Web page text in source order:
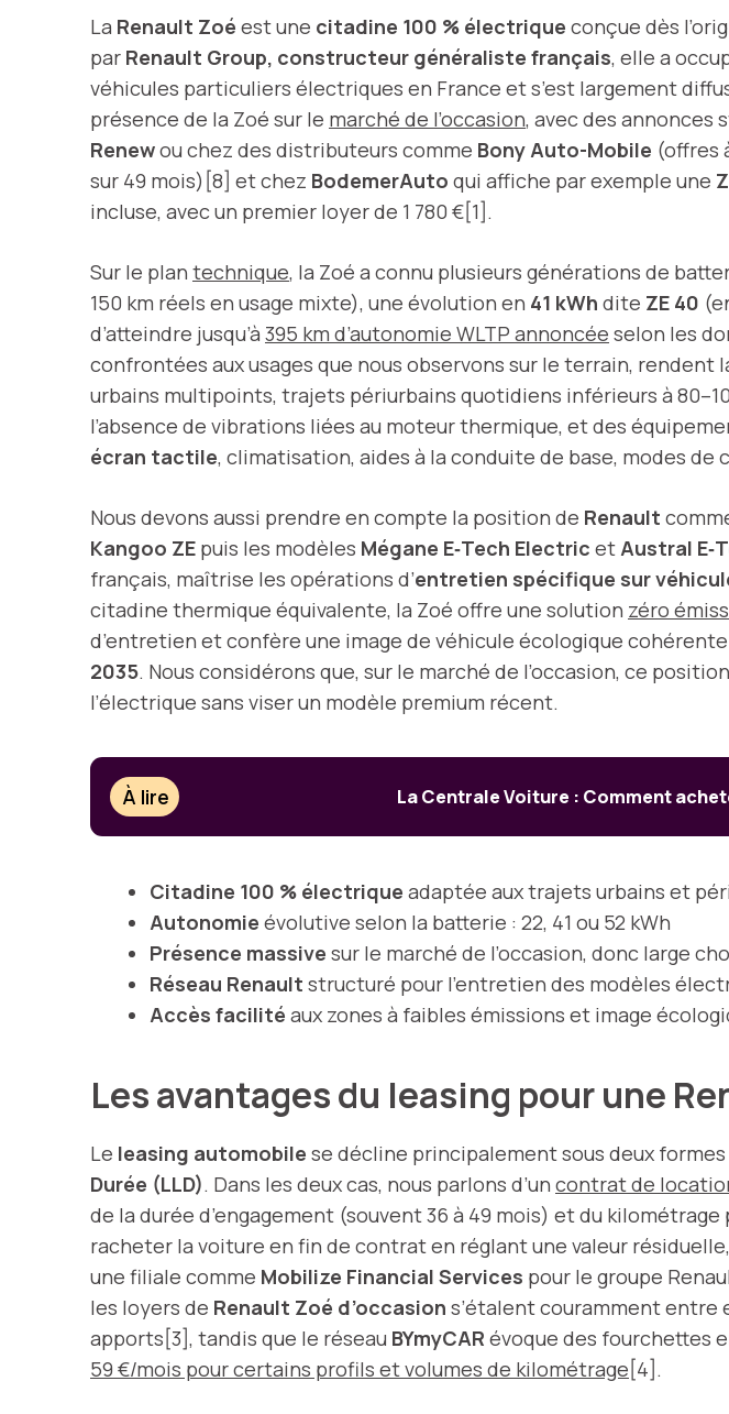
La Renault Zoé est une citadine 100 % électrique conçue dès
par Renault Group, constructeur généraliste français, elle a
véhicules particuliers électriques en France et s’est largement
présence de la Zoé sur le marché de l’occasion, avec des annonces
Renewou chez des distributeurs comme Bony Auto-Mobile (offres
sur 49 mois)[8] et chez BodemerAuto qui affiche par exemple une
incluse, avec un premier loyer de 1 780 €[1].
Sur le plan technique, la Zoé a connu plusieurs générations de
150 km réels en usage mixte), une évolution en 41 kWh dite ZE 40
d’atteindre jusqu’à 395 km d’autonomie WLTP annoncée selon les
confrontées aux usages que nous observons sur le terrain,
urbains multipoints, trajets périurbains quotidiens inférieurs à
l’absence de vibrations liées au moteur thermique, et des
écran tactile, climatisation, aides à la conduite de base, modes de
Nous devons aussi prendre en compte la position de Renault
Kangoo ZE puis les modèles Mégane E‑Tech Electric et Austral
français, maîtrise les opérations d’entretien spécifique sur
citadine thermique équivalente, la Zoé offre une solution zéro
d’entretien et confère une image de véhicule écologique
2035. Nous considérons que, sur le marché de l’occasion, ce
l’électrique sans viser un modèle premium récent.
À lire La Centrale Voiture : Comment
Citadine 100 % électrique adaptée aux trajets urbains et
Autonomie évolutive selon la batterie : 22, 41 ou 52 kWh
Présence massive sur le marché de l’occasion, donc large
Réseau Renault structuré pour l’entretien des modèles
Accès facilité aux zones à faibles émissions et image
Les avantages du leasing pour une
Le leasing automobile se décline principalement sous deux formes
Durée (LLD). Dans les deux cas, nous parlons d’un contrat de
de la durée d’engagement (souvent 36 à 49 mois) et du
racheter la voiture en fin de contrat en réglant une valeur
une filiale comme Mobilize Financial Services pour le groupe
les loyers de Renault Zoé d’occasion s’étalent couramment entre
apports[3], tandis que le réseau BYmyCAR évoque des fourchettes
59 €/mois pour certains profils et volumes de kilométrage[4].